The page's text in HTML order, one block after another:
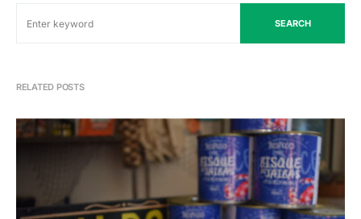
SEARCH
RELATED POSTS